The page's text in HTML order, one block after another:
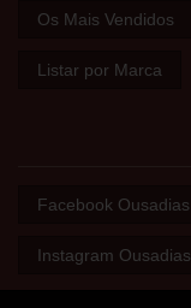
Os Mais Vendidos
Listar por Marca
Facebook Ousadias
Instagram Ousadias